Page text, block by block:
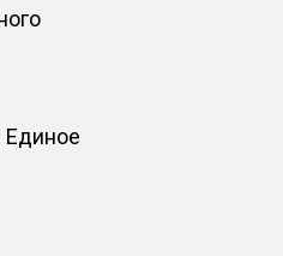
Единое